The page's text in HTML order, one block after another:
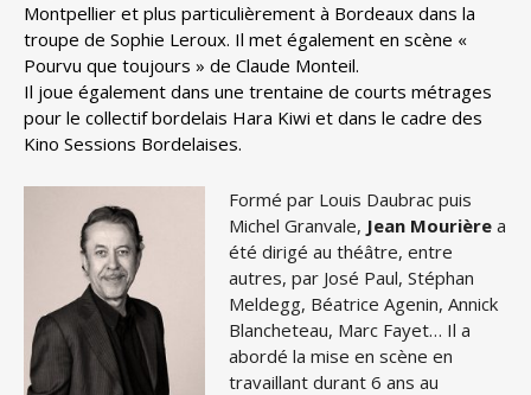
Montpellier et plus particulièrement à Bordeaux dans la
troupe de Sophie Leroux. Il met également en scène «
Pourvu que toujours » de Claude Monteil.
Il joue également dans une trentaine de courts métrages
pour le collectif bordelais Hara Kiwi et dans le cadre des
Kino Sessions Bordelaises.
Formé par Louis Daubrac puis
Michel Granvale, Jean Mourière a
été dirigé au théâtre, entre
autres, par José Paul, Stéphan
Meldegg, Béatrice Agenin, Annick
Blancheteau, Marc Fayet… Il a
abordé la mise en scène en
travaillant durant 6 ans au